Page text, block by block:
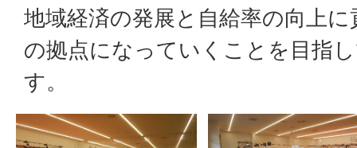
地域経済の発展と自給率の向上
の拠点になっていくことを目指
す。